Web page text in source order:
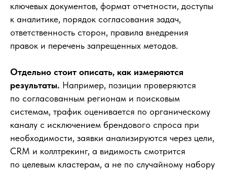
ключевых документов, формат отчетности, доступы
к аналитике, порядок согласования задач,
ответственность сторон, правила внедрения
правок и перечень запрещенных методов.
Отдельно стоит описать, как измеряются
результаты. Например, позиции проверяются
по согласованным регионам и поисковым
системам, трафик оценивается по органическому
каналу с исключением брендового спроса при
необходимости, заявки анализируются через цели,
CRM и коллтрекинг, а видимость смотрится
по целевым кластерам, а не по случайному набору